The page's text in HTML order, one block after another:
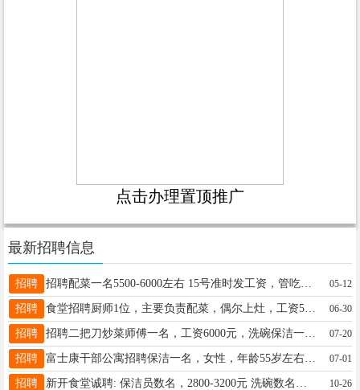
点击办理置顶推广
最新招聘信息
招聘 招聘配菜一名5500-6000左右 15号准时发工资，管吃管住 公休两天，不休息补钱。 工龄在5年以上鸽子勿扰 地址太原市小店区学府街坞城西路，电话15110303408 05-12
招聘 食堂招聘厨师1位，主要负责配菜，偶尔上灶，工资5500，三天公休，三餐，管食宿。 地址：太原火车站附近 电话：18435138720 06-30
招聘 招聘二把刀炒菜师傅一名，工资6000元，洗碗保洁一名，工资3800元加200元全勤，帮厨大姐一名，工资3800元加200元全勤，地址：太原市小店区北营街道，有意联系：13623622870（打不通加微信） 07-20
招聘 富士康干部公寓招聘保洁一名，女性，年龄55岁左右，工资3000元➕提成，每个月休息四天，早上8点到12点，下午1点30到5点30，（备注不管吃，不管住）联系人乔女士，电话15386815977 07-01
招聘 10-26